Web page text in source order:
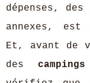
dépenses,
annexes, est
Et, avant de
des